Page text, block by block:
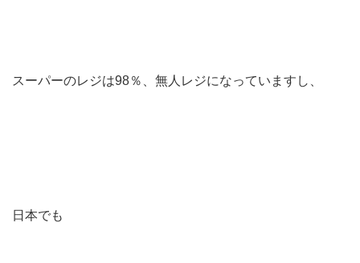
スーパーのレジは98％、無人レジになっていますし、
日本でも